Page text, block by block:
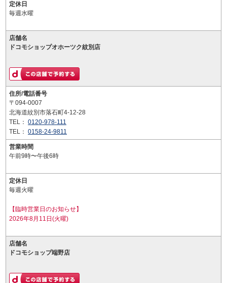
定休日
毎週水曜
店舗名
ドコモショップオホーツク紋別店
住所/電話番号
〒094-0007
北海道紋別市落石町4-12-28
TEL： 0120-978-111
TEL： 0158-24-9811
営業時間
午前9時〜午後6時
定休日
毎週火曜
【臨時営業日のお知らせ】
2026年8月11日(火曜)
店舗名
ドコモショップ端野店